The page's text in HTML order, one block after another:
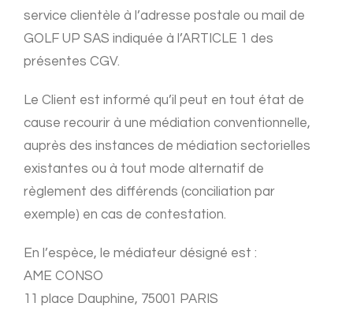
service clientèle à l’adresse postale ou mail de
GOLF UP SAS indiquée à l’ARTICLE 1 des
présentes CGV.
Le Client est informé qu’il peut en tout état de
cause recourir à une médiation conventionnelle,
auprès des instances de médiation sectorielles
existantes ou à tout mode alternatif de
règlement des différends (conciliation par
exemple) en cas de contestation.
En l’espèce, le médiateur désigné est :
AME CONSO
11 place Dauphine, 75001 PARIS